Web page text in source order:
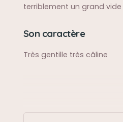
terriblement un grand
Son caractère
Très gentille très câline